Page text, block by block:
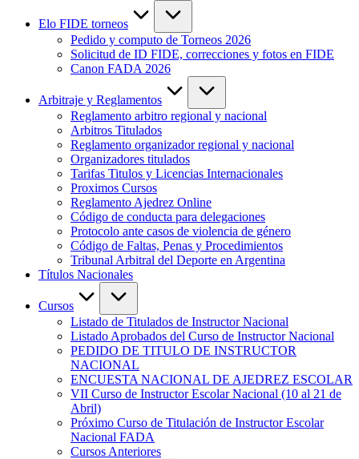
Elo FIDE torneos
Pedido y computo de Torneos 2026
Solicitud de ID FIDE, correcciones y fotos en FIDE
Canon FADA 2026
Arbitraje y Reglamentos
Reglamento arbitro regional y nacional
Arbitros Titulados
Reglamento organizador regional y nacional
Organizadores titulados
Tarifas Titulos y Licencias Internacionales
Proximos Cursos
Reglamento Ajedrez Online
Código de conducta para delegaciones
Protocolo ante casos de violencia de género
Código de Faltas, Penas y Procedimientos
Tribunal Arbitral del Deporte en Argentina
Títulos Nacionales
Cursos
Listado de Titulados de Instructor Nacional
Listado Aprobados del Curso de Instructor Nacional
PEDIDO DE TITULO DE INSTRUCTOR
NACIONAL
ENCUESTA NACIONAL DE AJEDREZ ESCOLAR
VII Curso de Instructor Escolar Nacional (10 al 21 de
Abril)
Próximo Curso de Titulación de Instructor Escolar
Nacional FADA
Cursos Anteriores